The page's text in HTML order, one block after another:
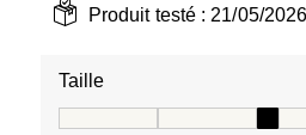
Produit testé :21/05/2026
Taille